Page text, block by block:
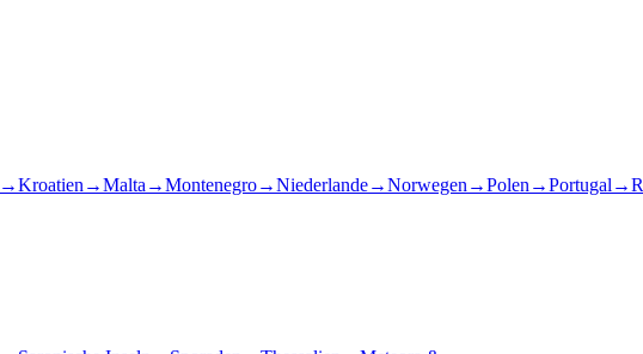
→Kroatien →Malta →Montenegro→Niederlande→Norwegen →Polen →Portugal →